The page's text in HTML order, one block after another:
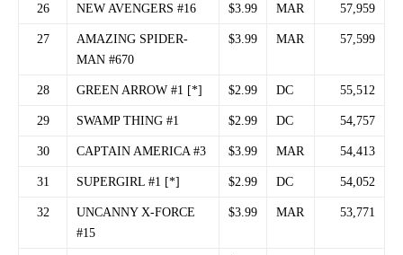
26 NEW AVENGERS #16 $3.99 MAR 57,959
27
AMAZING SPIDER-
MAN #670
$3.99 MAR 57,599
28 GREEN ARROW #1 [*] $2.99 DC 55,512
29 SWAMP THING #1 $2.99 DC 54,757
30 CAPTAIN AMERICA #3 $3.99 MAR 54,413
31 SUPERGIRL #1 [*] $2.99 DC 54,052
32
UNCANNY X-FORCE
#15
$3.99 MAR 53,771